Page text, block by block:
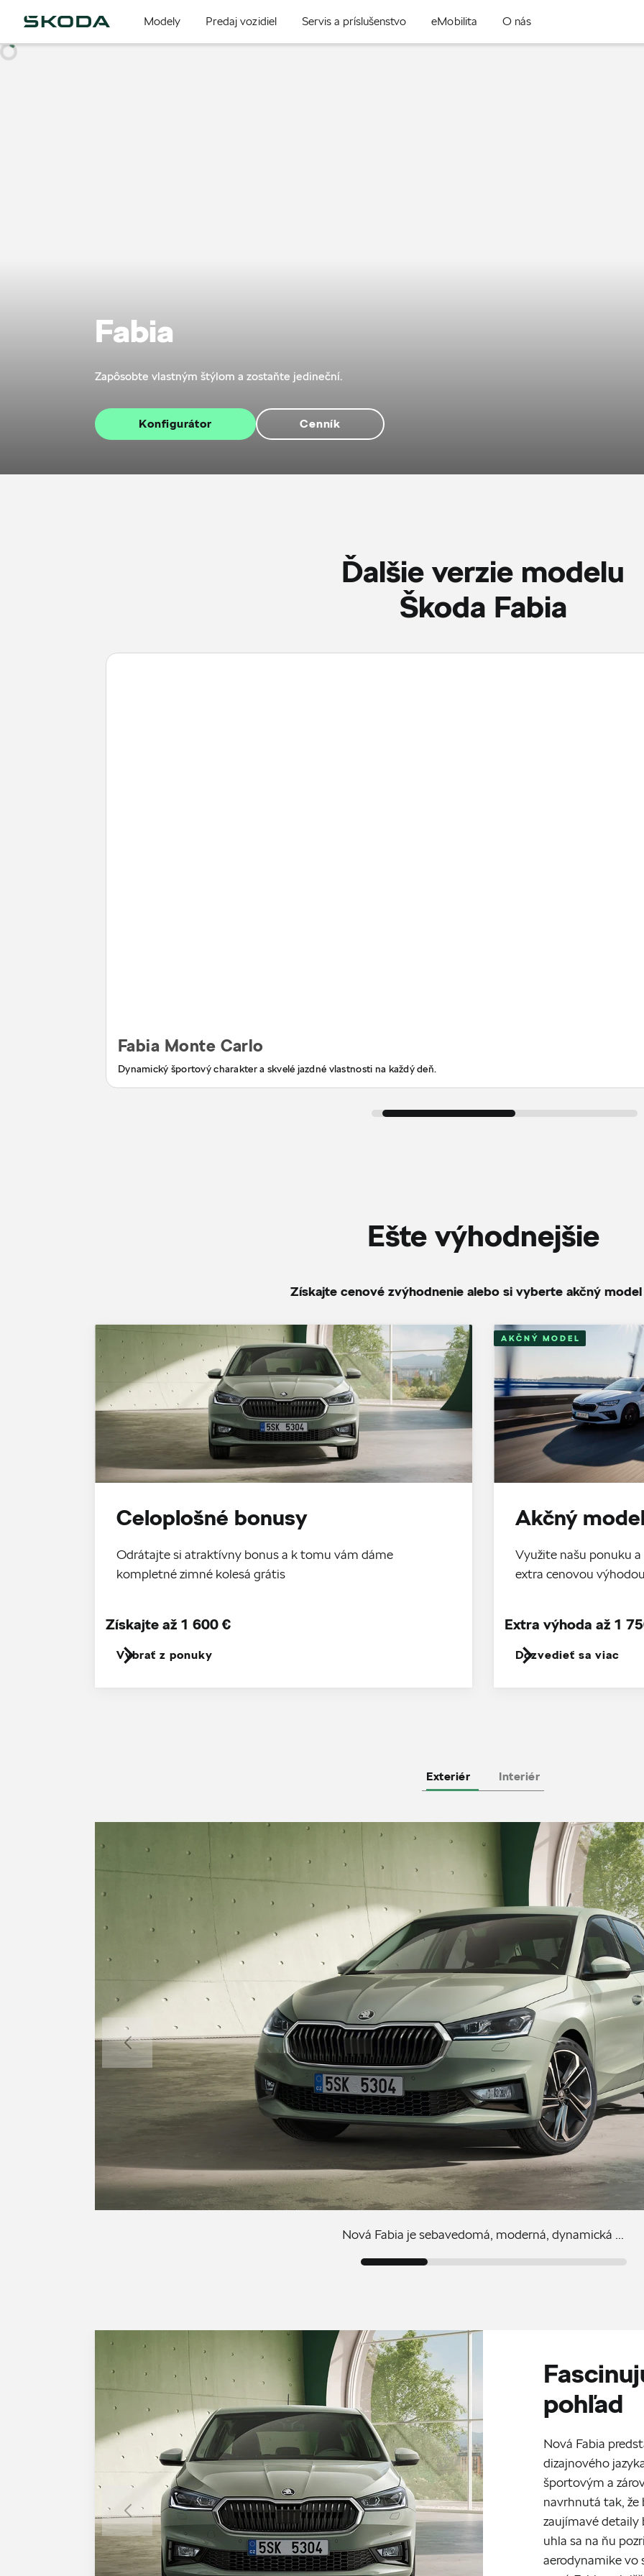
Modely Predaj vozidiel Servis a príslušenstvo eMobilita O nás
Fabia
Zapôsobte vlastným štýlom a zostaňte jedineční.
Konfigurátor Cenník
Ďalšie verzie modelu
Škoda Fabia
Fabia Monte Carlo
Dynamický športový charakter a skvelé jazdné vlastnosti na každý deň.
Ešte výhodnejšie
Získajte cenové zvýhodnenie alebo si vyberte akčný
Celoplošné bonusy
Odrátajte si atraktívny bonus a k tomu vám dáme
kompletné zimné kolesá grátis
Vybrať z ponuky
Získajte až 1 600 €
AKČNÝ MODEL
Akčný
Využite našu ponuku
extra cenovou
Dozvedieť sa viac
Extra výhoda až 1
Exteriér Interiér
Nová Fabia je sebavedomá, moderná, dynamická ...
pohľad
Nová Fabia
dizajnového
športovým a
navrhnutá tak,
zaujímavé detaily
uhla sa na ňu
aerodynamike vo